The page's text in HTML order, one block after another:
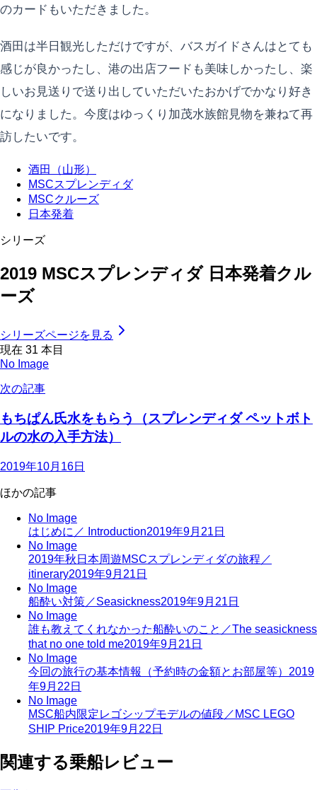
のカードもいただきました。
酒田は半日観光しただけですが、バスガイドさんはとても
感じが良かったし、港の出店フードも美味しかったし、楽
しいお見送りで送り出していただいたおかげでかなり好き
になりました。今度はゆっくり加茂水族館見物を兼ねて再
訪したいです。
酒田（山形）
MSCスプレンディダ
MSCクルーズ
日本発着
シリーズ
2019 MSCスプレンディダ 日本発着クル
ーズ
シリーズページを見る
現在 31 本目
No Image
次の記事
もちぱん氏水をもらう（スプレンディダ ペットボト
ルの水の入手方法）
2019年10月16日
ほかの記事
No Image
はじめに／ Introduction2019年9月21日
No Image
2019年秋日本周遊MSCスプレンディダの旅程／
itinerary2019年9月21日
No Image
船酔い対策／Seasickness2019年9月21日
No Image
誰も教えてくれなかった船酔いのこと／The seasickness
that no one told me2019年9月21日
No Image
今回の旅行の基本情報（予約時の金額とお部屋等） 2019
年9月22日
No Image
MSC船内限定レゴシップモデルの値段／MSC LEGO
SHIP Price2019年9月22日
関連する乗船レビュー